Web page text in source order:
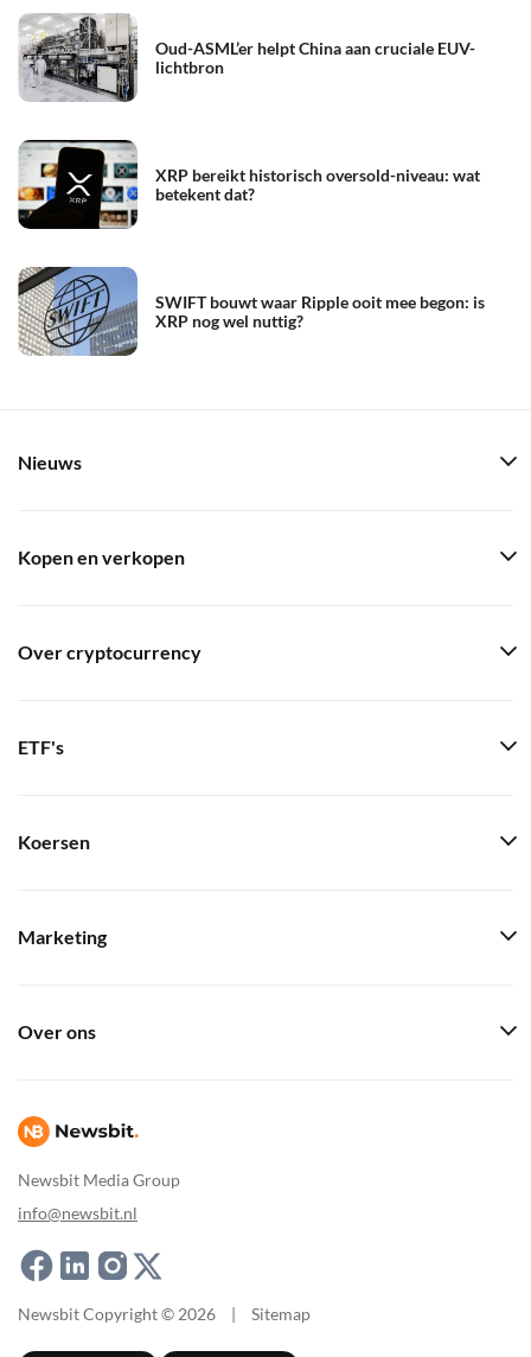
Oud-ASML’er helpt China aan cruciale EUV-
lichtbron
XRP bereikt historisch oversold-niveau: wat
betekent dat?
SWIFT bouwt waar Ripple ooit mee begon: is
XRP nog wel nuttig?
Newsbit Media Group
info@newsbit.nl
Nieuws
Kopen en verkopen
Over cryptocurrency
ETF's
Koersen
Marketing
Over ons
Newsbit Copyright © 2026 | Sitemap